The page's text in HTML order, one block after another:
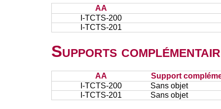
AA
I-TCTS-200
I-TCTS-201
Supports
AA
Support
I-TCTS-200
Sans objet
I-TCTS-201
Sans objet